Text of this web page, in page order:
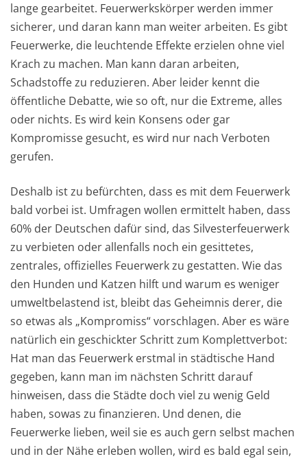
lange gearbeitet. Feuerwerkskörper werden immer
sicherer, und daran kann man weiter arbeiten. Es gibt
Feuerwerke, die leuchtende Effekte erzielen ohne viel
Krach zu machen. Man kann daran arbeiten,
Schadstoffe zu reduzieren. Aber leider kennt die
öffentliche Debatte, wie so oft, nur die Extreme, alles
oder nichts. Es wird kein Konsens oder gar
Kompromisse gesucht, es wird nur nach Verboten
gerufen.
Deshalb ist zu befürchten, dass es mit dem Feuerwerk
bald vorbei ist. Umfragen wollen ermittelt haben, dass
60% der Deutschen dafür sind, das Silvesterfeuerwerk
zu verbieten oder allenfalls noch ein gesittetes,
zentrales, offizielles Feuerwerk zu gestatten. Wie das
den Hunden und Katzen hilft und warum es weniger
umweltbelastend ist, bleibt das Geheimnis derer, die
so etwas als „Kompromiss“ vorschlagen. Aber es wäre
natürlich ein geschickter Schritt zum Komplettverbot:
Hat man das Feuerwerk erstmal in städtische Hand
gegeben, kann man im nächsten Schritt darauf
hinweisen, dass die Städte doch viel zu wenig Geld
haben, sowas zu finanzieren. Und denen, die
Feuerwerke lieben, weil sie es auch gern selbst machen
und in der Nähe erleben wollen, wird es bald egal sein,